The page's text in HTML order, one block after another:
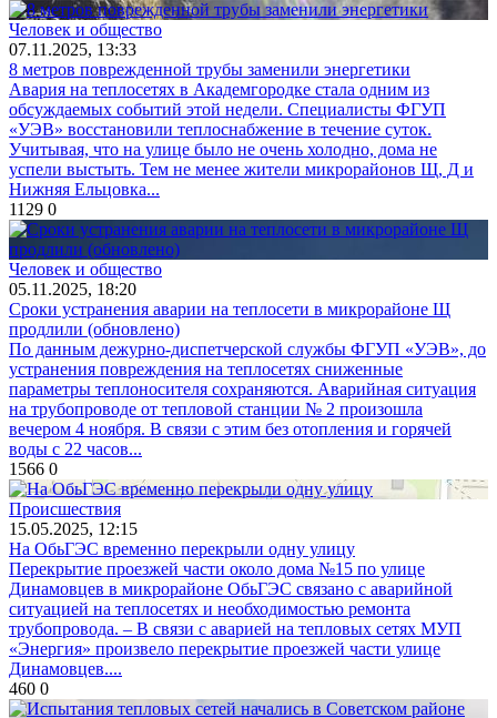
Человек и общество
07.11.2025, 13:33
8 метров поврежденной трубы заменили энергетики
Авария на теплосетях в Академгородке стала одним из
обсуждаемых событий этой недели. Специалисты ФГУП
«УЭВ» восстановили теплоснабжение в течение суток.
Учитывая, что на улице было не очень холодно, дома не
успели выстыть. Тем не менее жители микрорайонов Щ, Д и
Нижняя Ельцовка...
1129 0
Человек и общество
05.11.2025, 18:20
Сроки устранения аварии на теплосети в микрорайоне Щ
продлили (обновлено)
По данным дежурно-диспетчерской службы ФГУП «УЭВ», до
устранения повреждения на теплосетях сниженные
параметры теплоносителя сохраняются. Аварийная ситуация
на трубопроводе от тепловой станции № 2 произошла
вечером 4 ноября. В связи с этим без отопления и горячей
воды с 22 часов...
1566 0
Происшествия
15.05.2025, 12:15
На ОбьГЭС временно перекрыли одну улицу
Перекрытие проезжей части около дома №15 по улице
Динамовцев в микрорайоне ОбьГЭС связано с аварийной
ситуацией на теплосетях и необходимостью ремонта
трубопровода. – В связи с аварией на тепловых сетях МУП
«Энергия» произвело перекрытие проезжей части улице
Динамовцев....
460 0